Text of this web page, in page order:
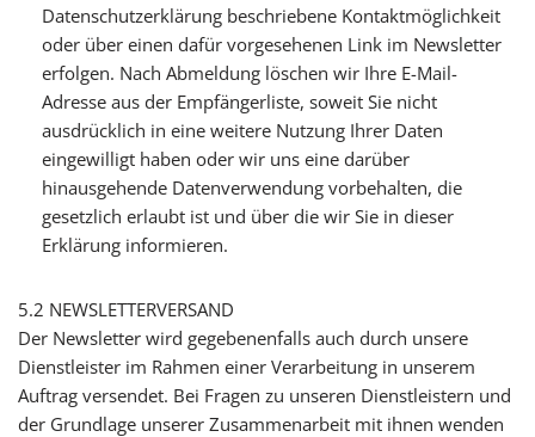
Datenschutzerklärung beschriebene Kontaktmöglichkeit
oder über einen dafür vorgesehenen Link im Newsletter
erfolgen. Nach Abmeldung löschen wir Ihre E-Mail-
Adresse aus der Empfängerliste, soweit Sie nicht
ausdrücklich in eine weitere Nutzung Ihrer Daten
eingewilligt haben oder wir uns eine darüber
hinausgehende Datenverwendung vorbehalten, die
gesetzlich erlaubt ist und über die wir Sie in dieser
Erklärung informieren.
5.2 NEWSLETTERVERSAND
Der Newsletter wird gegebenenfalls auch durch unsere
Dienstleister im Rahmen einer Verarbeitung in unserem
Auftrag versendet. Bei Fragen zu unseren Dienstleistern und
der Grundlage unserer Zusammenarbeit mit ihnen wenden